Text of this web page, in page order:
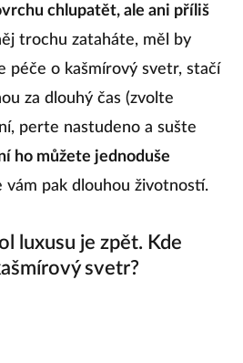
chlupatět, ale ani příliš
trochu zataháte, měl by
péče o kašmírový svetr, stačí
za dlouhý čas (zvolte
perte nastudeno a sušte
ho můžete jednoduše
vám pak dlouhou životností.
luxusu je zpět. Kde
svetr?